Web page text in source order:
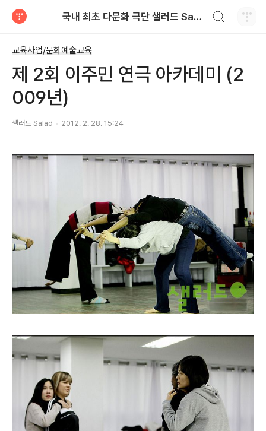
국내 최초 다문화 극단 샐러드 Salad
교육사업/문화예술교육
제 2회 이주민 연극 아카데미 (2
009년)
샐러드 Salad 2012. 2. 28. 15:24